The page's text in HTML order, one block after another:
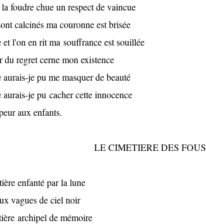
foudre chue un respect de vaincue
calcinés ma couronne est brisée
et l'on en rit ma souffrance est souillée
du regret cerne mon existence
aurais-je pu me masquer de beauté
aurais-je pu cacher cette innocence
aux enfants.
LE CIMETIERE DES FOUS
enfanté par la lune
vagues de ciel noir
archipel de mémoire